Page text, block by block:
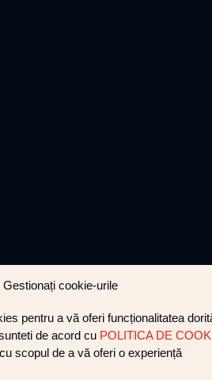
Gestionați cookie-urile
pentru a vă oferi funcționalitatea
de acord cu POLITICA DE
scopul de a vă oferi o experiență